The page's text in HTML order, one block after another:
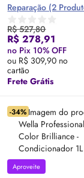
Reparação (2
R$ 527,80
R$ 278,91
no Pix 10% OFF
ou R$ 309,90 no
cartão
Frete Grátis
-34%
Aproveite